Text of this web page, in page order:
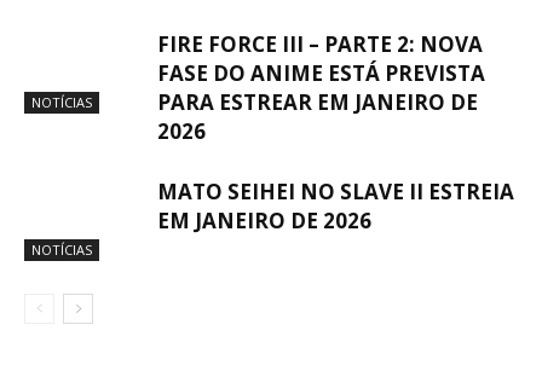
NOTÍCIAS
FIRE FORCE III – PARTE 2: NOVA
FASE DO ANIME ESTÁ PREVISTA
PARA ESTREAR EM JANEIRO DE
2026
NOTÍCIAS
MATO SEIHEI NO SLAVE II ESTREIA
EM JANEIRO DE 2026